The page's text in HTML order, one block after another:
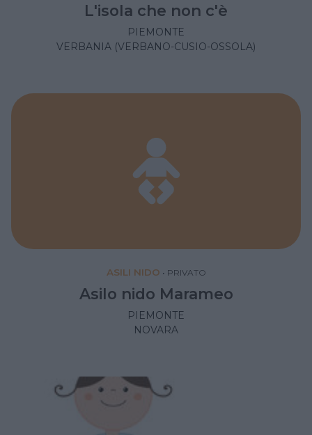
L'isola che non c'è
PIEMONTE
VERBANIA (VERBANO-CUSIO-OSSOLA)
ASILI NIDO • PRIVATO
Asilo nido Marameo
PIEMONTE
NOVARA